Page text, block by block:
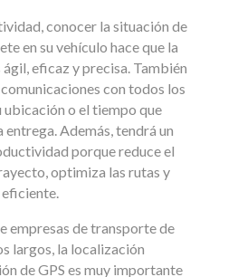
conocer la situación de
en su vehículo hace que la
eficaz y precisa. También
con todos los
ubicación o el tiempo que
Además, tendrá un
porque reduce el
optimiza las rutas y
empresas de transporte de
largos, la localización
de GPS es muy importante